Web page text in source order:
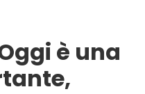
è una